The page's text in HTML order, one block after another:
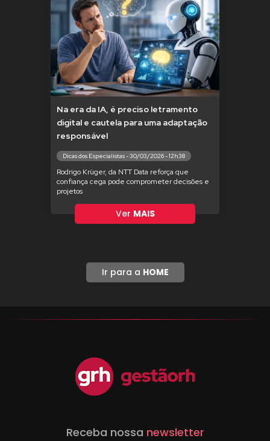
Na era da IA, é preciso letramento
digital e cautela para uma adaptação
responsável
Dicas dos Especialistas - 30/03/2026 - 12h38
Rodrigo Krüger, da NTT Data reforça que
confiança cega pode comprometer decisões e
projetos
Ver MAIS
Ir para a HOME
Receba nossa newsletter